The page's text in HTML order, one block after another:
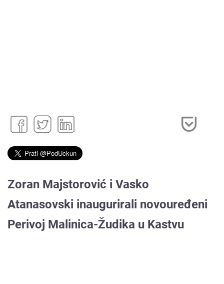
Zoran Majstorović i Vasko
Atanasovski inaugurirali novouređeni
Perivoj Malinica-Žudika u Kastvu